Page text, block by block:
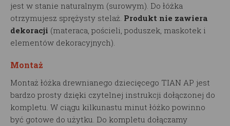
jest w stanie naturalnym (surowym). Do łóżka
otrzymujesz sprężysty stelaż. Produkt nie zawiera
dekoracji (materaca, pościeli, poduszek, maskotek i
elementów dekoracyjnych).
Montaż
Montaż łóżka drewnianego dziecięcego TIAN AP jest
bardzo prosty dzięki czytelnej instrukcji dołączonej do
kompletu. W ciągu kilkunastu minut łóżko powinno
być gotowe do użytku. Do kompletu dołączamy